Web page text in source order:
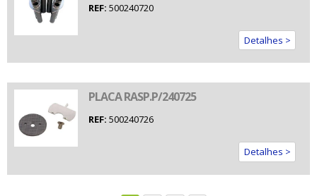
REF: 500240720
Detalhes >
PLACA RASP.P/240725
REF: 500240726
Detalhes >